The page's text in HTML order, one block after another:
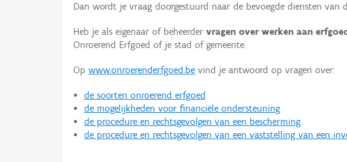
Dan wordt je vraag doorgestuurd naar de bevoegde diensten van
Heb je als eigenaar of beheerder vragen over werken aan erfgoed
Onroerend Erfgoed of je stad of gemeente.
Op www.onroerenderfgoed.be vind je antwoord op vragen over:
de soorten onroerend erfgoed
de mogelijkheden voor financiële ondersteuning
de procedure en rechtsgevolgen van een bescherming
de procedure en rechtsgevolgen van een vaststelling van een